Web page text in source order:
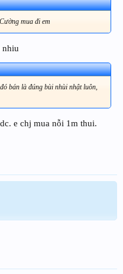
mua đi em
nhiu
bán là đúng bùi nhùi nhật luôn,
e chj mua nỗi 1m thui.